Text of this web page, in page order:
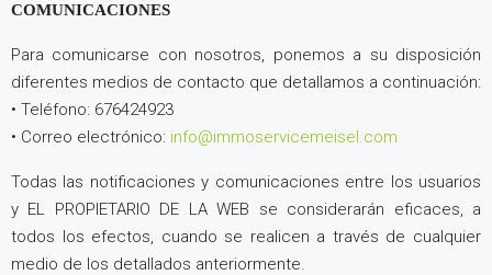
COMUNICACIONES
Para comunicarse con nosotros, ponemos a su disposición
diferentes medios de contacto que detallamos a continuación:
• Teléfono: 676424923
• Correo electrónico: info@immoservicemeisel.com
Todas las notificaciones y comunicaciones entre los usuarios
y EL PROPIETARIO DE LA WEB se considerarán eficaces, a
todos los efectos, cuando se realicen a través de cualquier
medio de los detallados anteriormente.